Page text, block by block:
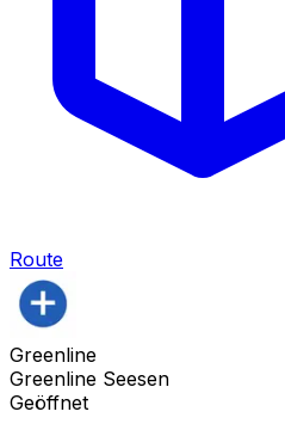
Route
Greenline
Greenline Seesen
Geöffnet